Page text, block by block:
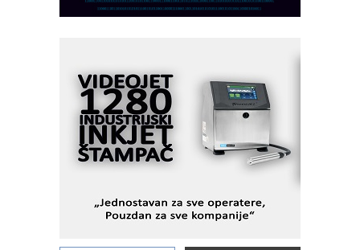
savremene industrijske i logističke
objekte
rešenjima
IBeRTIM - oprema za ispitivanje
kontrole kvaliteta
STAUFF – Komponente koje
povećavaju pouzdanost hidrauličkih
sistema
pouzdanost u transferu fluida
rešenja za filtraciju u hidrauličkim i